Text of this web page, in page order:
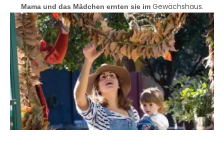
Mama und das Mädchen ernten sie im Gewächshaus.